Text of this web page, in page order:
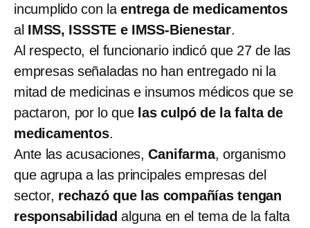
incumplido con laentrega de medicamentos
al IMSS, ISSSTE e IMSS-Bienestar.
Al respecto, el funcionario indicó que 27 de las
empresas señaladas no han entregado ni la
mitad de medicinas e insumos médicos que se
pactaron, por lo que las culpó de la falta de
medicamentos.
Ante las acusaciones,Canifarma, organismo
que agrupa a las principales empresas del
sector, rechazó que las compañías tengan
responsabilidad alguna en el tema de la falta